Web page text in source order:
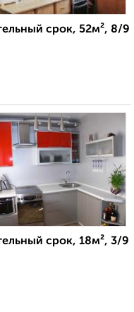
срок, 52м², 8/9
срок, 18м², 3/9